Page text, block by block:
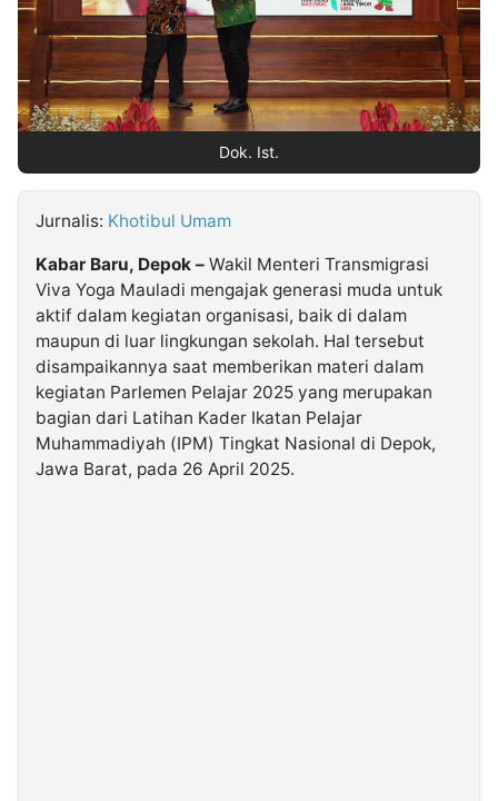
Follow
Kabarbaru
Kabarbaru.co
2026
Kabarbaru
Dok. Ist.
Jurnalis: Khotibul Umam
Kabar Baru, Depok – Wakil Menteri Transmigrasi
Viva Yoga Mauladi mengajak generasi muda untuk
aktif dalam kegiatan organisasi, baik di dalam
maupun di luar lingkungan sekolah. Hal tersebut
disampaikannya saat memberikan materi dalam
kegiatan Parlemen Pelajar 2025 yang merupakan
bagian dari Latihan Kader Ikatan Pelajar
Muhammadiyah (IPM) Tingkat Nasional di Depok,
Jawa Barat, pada 26 April 2025.